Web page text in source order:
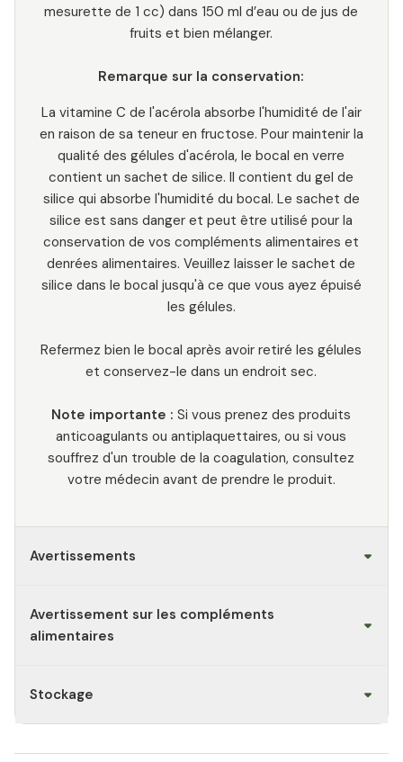
mesurette de 1 cc) dans 150 ml d’eau ou de jus de
fruits et bien mélanger.
Remarque sur la conservation:
La vitamine C de l'acérola absorbe l'humidité de l'air
en raison de sa teneur en fructose. Pour maintenir la
qualité des gélules d'acérola, le bocal en verre
contient un sachet de silice. Il contient du gel de
silice qui absorbe l'humidité du bocal. Le sachet de
silice est sans danger et peut être utilisé pour la
conservation de vos compléments alimentaires et
denrées alimentaires. Veuillez laisser le sachet de
silice dans le bocal jusqu'à ce que vous ayez épuisé
les gélules.
Refermez bien le bocal après avoir retiré les gélules
et conservez-le dans un endroit sec.
Note importante : Si vous prenez des produits
anticoagulants ou antiplaquettaires, ou si vous
souffrez d'un trouble de la coagulation, consultez
votre médecin avant de prendre le produit.
Avertissements
Avertissement sur les compléments
alimentaires
Stockage